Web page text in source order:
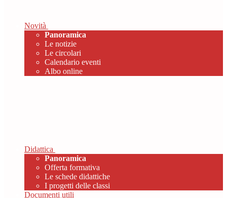
Novità
Panoramica
Le notizie
Le circolari
Calendario eventi
Albo online
Didattica
Panoramica
Offerta formativa
Le schede didattiche
I progetti delle classi
Documenti utili